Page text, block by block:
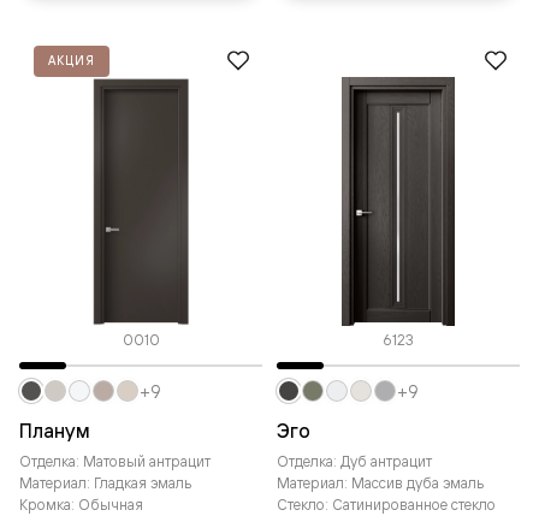
АКЦИЯ
0010
Планум
Отделка: Матовый антрацит
Материал: Гладкая эмаль
Кромка: Обычная
+9
6123
Эго
Отделка: Дуб антрацит
Материал: Массив дуба эмаль
Стекло: Сатинированное стекло
+9